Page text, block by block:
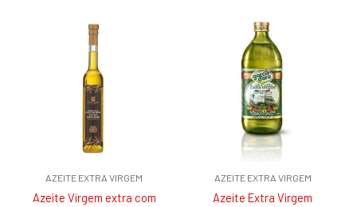
AZEITE EXTRA VIRGEM
Azeite Virgem extra com
AZEITE EXTRA VIRGEM
Azeite Extra Virgem